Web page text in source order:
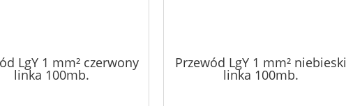
LgY 1 mm² czerwony
linka 100mb.
Przewód LgY 1 mm² niebieski
linka 100mb.